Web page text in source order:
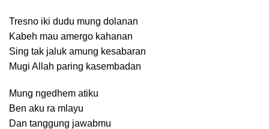
Tresno iki dudu mung dolanan
Kabeh mau amergo kahanan
Sing tak jaluk amung kesabaran
Mugi Allah paring kasembadan
Mung ngedhem atiku
Ben aku ra mlayu
Dan tanggung jawabmu